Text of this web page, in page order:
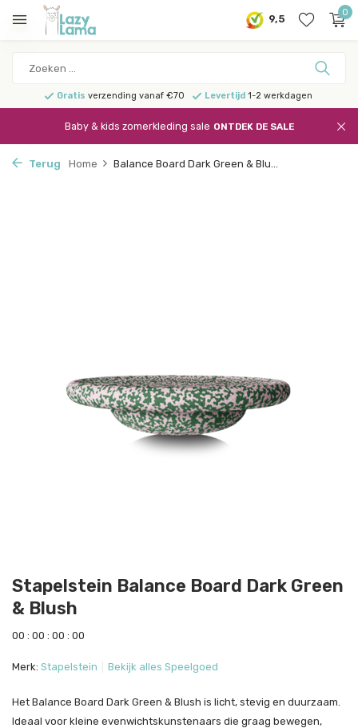
9,5
0
Gratis verzending vanaf €70 Levertijd1-2 werkdagen
Baby & kids zomerkleding sale ONTDEK DE SALE
Terug Home Balance Board Dark Green & Blu...
Stapelstein Balance Board Dark Green
& Blush
00 : 00 : 00 : 00
Merk: Stapelstein Bekijk alles Speelgoed
Het Balance Board Dark Green & Blush is licht, stevig en duurzaam.
Ideaal voor kleine evenwichtskunstenaars die graag bewegen,